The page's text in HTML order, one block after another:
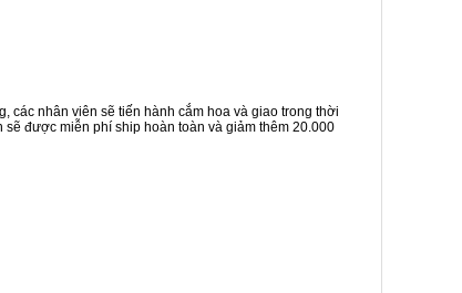
các nhân viên sẽ tiến hành cắm hoa và giao trong thời
được miễn phí ship hoàn toàn và giảm thêm 20.000